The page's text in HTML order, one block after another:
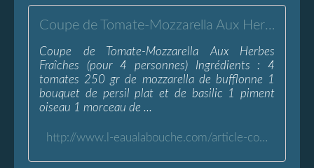
Coupe de Tomate-Mozzarella Aux Herbes Fraîches - L'Eau à la Bouche
Coupe de Tomate-Mozzarella Aux Herbes
Fraîches (pour 4 personnes) Ingrédients : 4
tomates 250 gr de mozzarella de bufflonne 1
bouquet de persil plat et de basilic 1 piment
oiseau 1 morceau de ...
http://www.l-eaualabouche.com/article-coupe-de-tomate-mozzarella-aux-herbes-fraiches-109371694.html